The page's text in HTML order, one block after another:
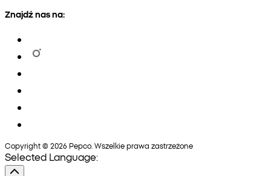
Znajdź nas na:
Copyright © 2026 Pepco. Wszelkie prawa zastrzeżone
Selected Language: